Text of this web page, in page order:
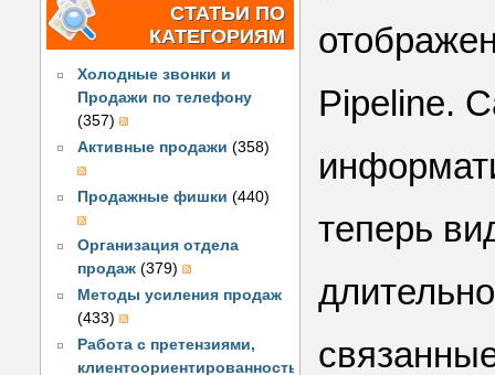
СТАТЬИ ПО
КАТЕГОРИЯМ
Холодные звонки и
Продажи по телефону
(357)
Активные продажи (358)
Продажные фишки (440)
Организация отдела
продаж (379)
Методы усиления продаж
(433)
Работа с претензиями,
клиентоориентированность
Pipeline.
теперь